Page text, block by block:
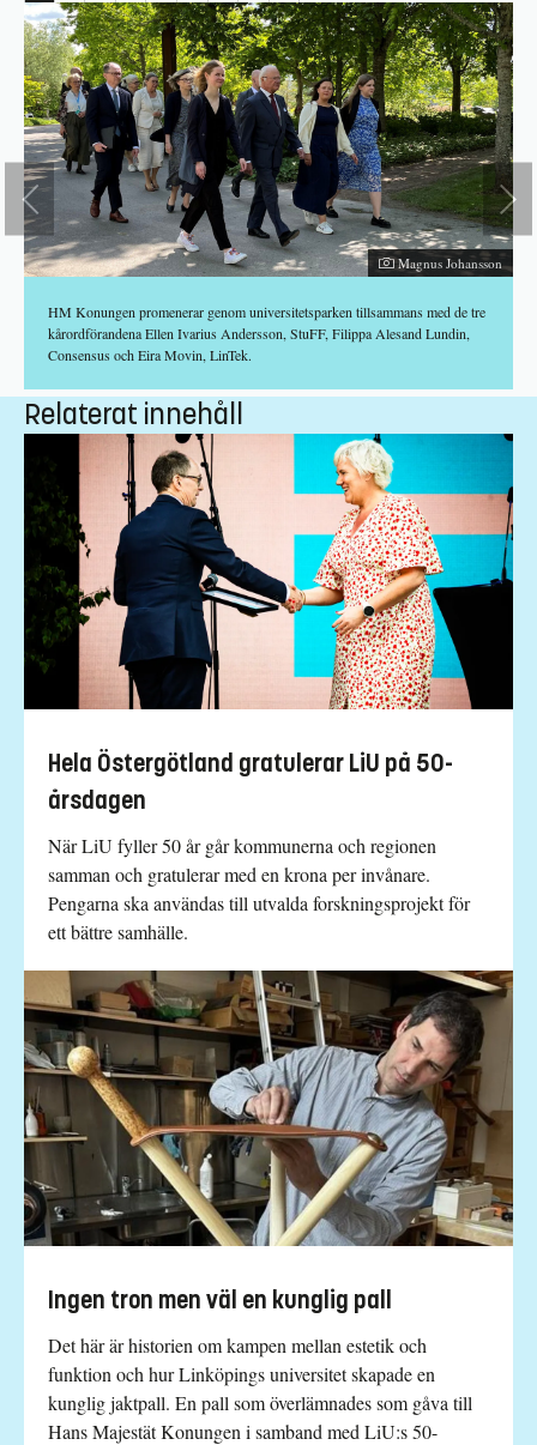
Fotograf:
Magnus Johansson
HM Konungen promenerar genom universitetsparken tillsammans med de tre
kårordförandena Ellen Ivarius Andersson, StuFF, Filippa Alesand Lundin,
Consensus och Eira Movin, LinTek.
Relaterat innehåll
Hela Östergötland gratulerar LiU på 50-
årsdagen
När LiU fyller 50 år går kommunerna och regionen
samman och gratulerar med en krona per invånare.
Pengarna ska användas till utvalda forskningsprojekt för
ett bättre samhälle.
Ingen tron men väl en kunglig pall
Det här är historien om kampen mellan estetik och
funktion och hur Linköpings universitet skapade en
kunglig jaktpall. En pall som överlämnades som gåva till
Hans Majestät Konungen i samband med LiU:s 50-